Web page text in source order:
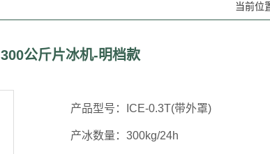
当前位
300公斤片冰机-明档款
产品型号： ICE-0.3T(带外罩)
产冰数量： 300kg/24h